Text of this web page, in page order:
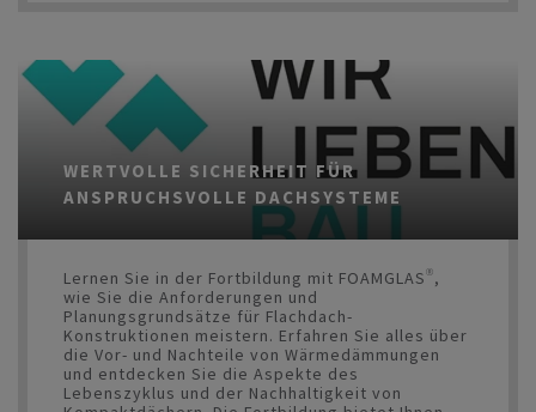
WERTVOLLE SICHERHEIT FÜR
ANSPRUCHSVOLLE DACHSYSTEME
Lernen Sie in der Fortbildung mit FOAMGLAS®,
wie Sie die Anforderungen und
Planungsgrundsätze für Flachdach-
Konstruktionen meistern. Erfahren Sie alles über
die Vor- und Nachteile von Wärmedämmungen
und entdecken Sie die Aspekte des
Lebenszyklus und der Nachhaltigkeit von